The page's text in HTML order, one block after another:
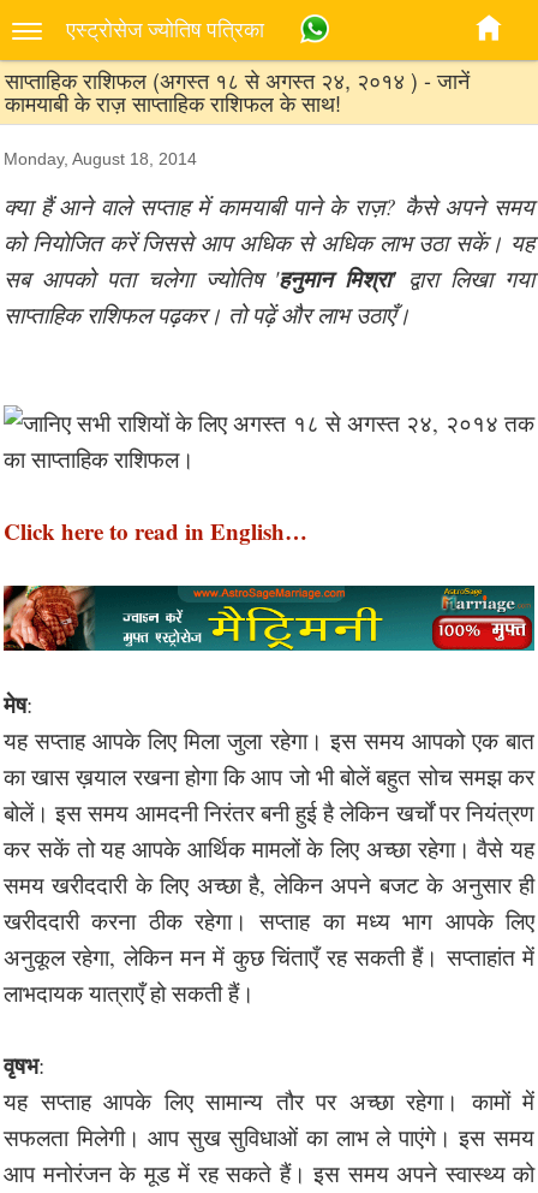
एस्‍ट्रोसेज ज्‍योतिष पत्रिका
साप्ताहिक राशिफल (अगस्त १८ से अगस्त २४, २०१४ ) - जानें
कामयाबी के राज़ साप्ताहिक राशिफल के साथ!
Monday, August 18, 2014
क्या हैं आने वाले सप्ताह में कामयाबी पाने के राज़? कैसे अपने समय
को नियोजित करें जिससे आप अधिक से अधिक लाभ उठा सकें। यह
सब आपको पता चलेगा ज्योतिष 'हनुमान मिश्रा' द्वारा लिखा गया
साप्ताहिक राशिफल पढ़कर। तो पढ़ें और लाभ उठाएँ।
Click here to read in English…
मेष:
यह सप्ताह आपके लिए मिला जुला रहेगा। इस समय आपको एक बात
का खास ख़याल रखना होगा कि आप जो भी बोलें बहुत सोच समझ कर
बोलें। इस समय आमदनी निरंतर बनी हुई है लेकिन खर्चों पर नियंत्रण
कर सकें तो यह आपके आर्थिक मामलों के लिए अच्छा रहेगा। वैसे यह
समय खरीददारी के लिए अच्छा है, लेकिन अपने बजट के अनुसार ही
खरीददारी करना ठीक रहेगा। सप्ताह का मध्य भाग आपके लिए
अनुकूल रहेगा, लेकिन मन में कुछ चिंताएँ रह सकती हैं। सप्ताहांत में
लाभदायक यात्राएँ हो सकती हैं।
वृषभ:
यह सप्ताह आपके लिए सामान्य तौर पर अच्छा रहेगा। कामों में
सफलता मिलेगी। आप सुख सुविधाओं का लाभ ले पाएंगे। इस समय
आप मनोरंजन के मूड में रह सकते हैं। इस समय अपने स्वास्थ्य को